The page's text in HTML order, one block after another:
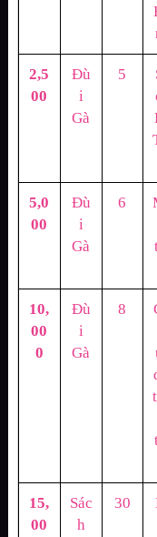
2,5
00
Đù
i
Gà
5
5,0
00
Đù
i
Gà
6
10,
00
0
Đù
i
Gà
8
15,
00
Sác
h
30